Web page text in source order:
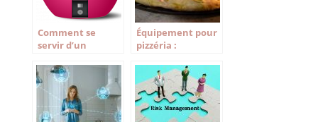
Comment se
servir d’un
Équipement pour
pizzéria :
appareils
parfaits !